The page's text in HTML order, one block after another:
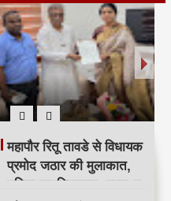
मुंबई में 547 डिवॉटरिंग पंपों पर
IOT आधारित मॉनिटरिंग
सिस्टम लागू, बारिश में